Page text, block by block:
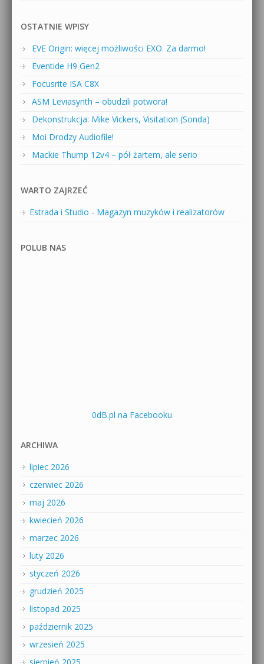
OSTATNIE WPISY
EVE Origin: więcej możliwości EXO. Za darmo!
Eventide H9 Gen2
Focusrite ISA C8X
ASM Leviasynth – obudzili potwora!
Dekonstrukcja: Mike Vickers, Visitation (Sonda)
Moi Drodzy Audiofile!
Mackie Thump 12v4 – pół żartem, ale serio
WARTO ZAJRZEĆ
Estrada i Studio - Magazyn muzyków i realizatorów
POLUB NAS
0dB.pl na Facebooku
ARCHIWA
lipiec 2026
czerwiec 2026
maj 2026
kwiecień 2026
marzec 2026
luty 2026
styczeń 2026
grudzień 2025
listopad 2025
październik 2025
wrzesień 2025